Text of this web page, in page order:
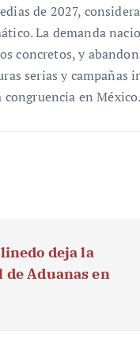
de 2027,
La demanda
concretos, y
serias y campañas
en México.
deja la
de Aduanas en